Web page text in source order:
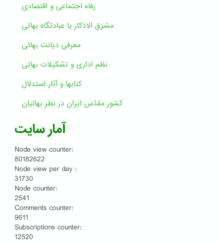
رفاه اجتماعی و اقتصادی
مشرق الاذکار یا عبادتگاه بهائی
معرفی دیانت بهائی
نظم اداری و تشکیلات بهائی
کتابها و آثار استدلال
کشور مقدّس ایران در نظر بهائیان
آمار سایت
Node view counter:
80182622
Node view per day :
31730
Node counter:
2541
Comments counter:
9611
Subscriptions counter:
12520